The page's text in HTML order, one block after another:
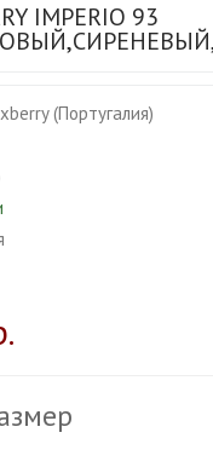
IMPERIO 93
(Португалия)